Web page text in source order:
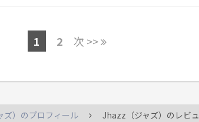
1 2 次 >>
ズ）のプロフィール Jhazz（ジャズ）のレビ